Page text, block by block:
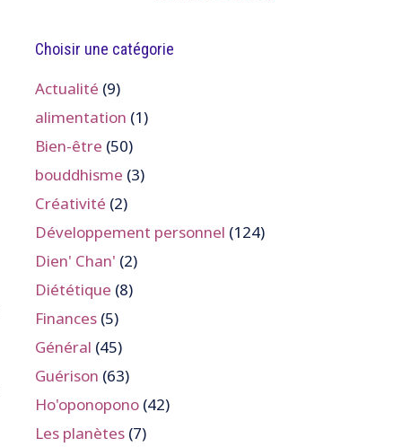
Choisir une catégorie
Actualité (9)
alimentation (1)
Bien-être (50)
bouddhisme (3)
Créativité (2)
Développement personnel (124)
Dien' Chan' (2)
Diététique (8)
Finances (5)
Général (45)
Guérison (63)
Ho'oponopono (42)
Les planètes (7)